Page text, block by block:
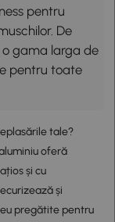
pentru
De
o gama larga de
pentru toate
tale?
oferă
și cu
și
pregătite pentru